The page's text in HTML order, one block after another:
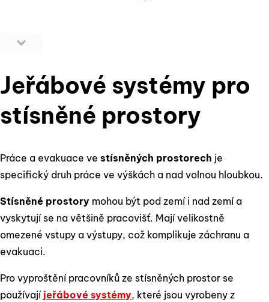
Jeřábové systémy pro
stísněné prostory
Práce a evakuace ve stísněných prostorech je
specifický druh práce ve výškách a nad volnou hloubkou.
Stísněné prostory mohou být pod zemí i nad zemí a
vyskytují se na většině pracovišť. Mají velikostně
omezené vstupy a výstupy, což komplikuje záchranu a
evakuaci.
Pro vyproštění pracovníků ze stísněných prostor se
používají jeřábové systémy, které jsou vyrobeny z